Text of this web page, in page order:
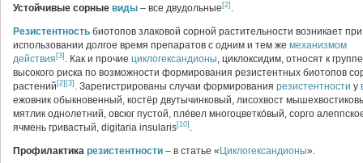
Устойчивые сорные виды – все двудольные [2] .
Резистентность биотопов злаковой сорной растительности возникает при
использовании долгое время препаратов с одним и тем же механизмом
действия [3] . Как и прочие циклогександионы, циклоксидим, относят к группе
высокого риска по возможности формирования резистентных биотопов
растений [2] [3] . Зарегистрированы случаи формирования резистентности у
ежовник обыкновенный, костёр двутычинковый, лисохвост
мятлик однолетний, овсюг пустой, пле́вел многоцветко́вый, сорго
ячмень гривастый, digitaria insularis[10] .
Профилактика резистентности – в статье « Циклогександионы».